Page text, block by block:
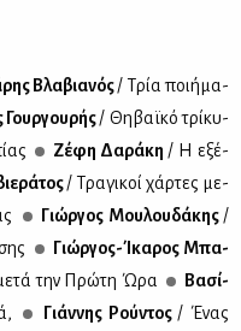
Βλα­βια­νός/ Τρία ποι­ή­μα­
Γουρ­γου­ρής/ Θη­βαϊ­κό τρί­κυ­
Ζέ­φη Δα­ρά­κη / Η εξέ­
/ Τρα­γι­κοί χάρ­τες με­
Γιώρ­γος Μου­λου­δά­κης /
Γιώρ­γος-Ίκα­ρος Μπα­
την Πρώ­τη Ώρα
Βα­σί­
Γιάν­νης Ρού­ντος / Ένας